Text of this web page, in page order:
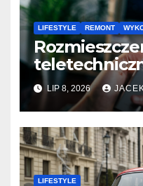
LIFESTYLE REMONT
czyli gdzie
internet
LIP 8, 2026
LIFESTYLE